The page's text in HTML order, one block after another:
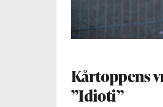
Kårtoppens
”Idioti”